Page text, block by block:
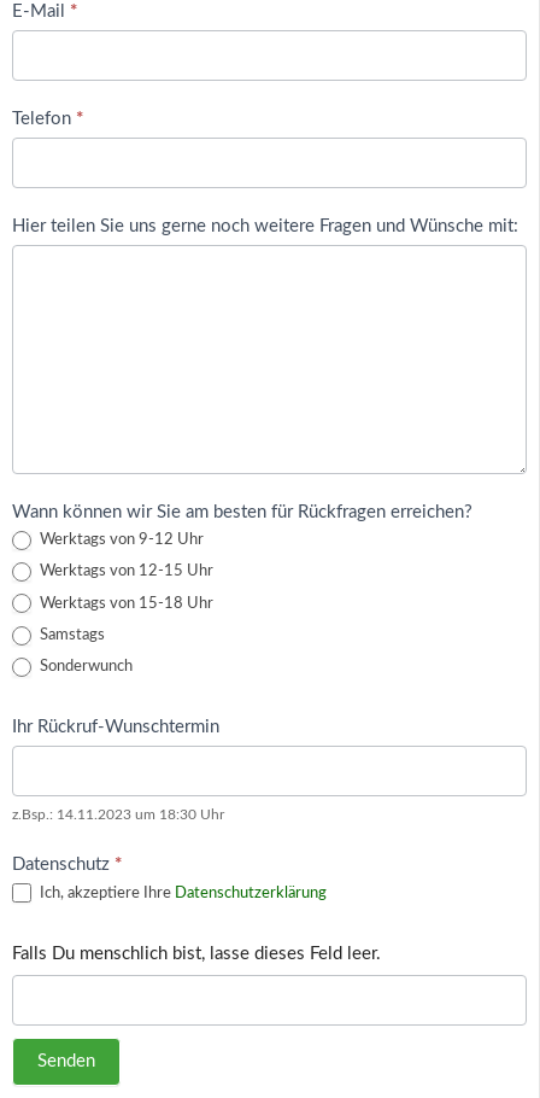
E-Mail *
Telefon *
Hier teilen Sie uns gerne noch weitere Fragen und Wünsche mit:
Wann können wir Sie am besten für Rückfragen erreichen?
Werktags von 9-12 Uhr
Werktags von 12-15 Uhr
Werktags von 15-18 Uhr
Samstags
Sonderwunch
Ihr Rückruf-Wunschtermin
z.Bsp.: 14.11.2023 um 18:30 Uhr
Datenschutz *
Ich, akzeptiere Ihre Datenschutzerklärung
Falls Du menschlich bist, lasse dieses Feld leer.
Senden